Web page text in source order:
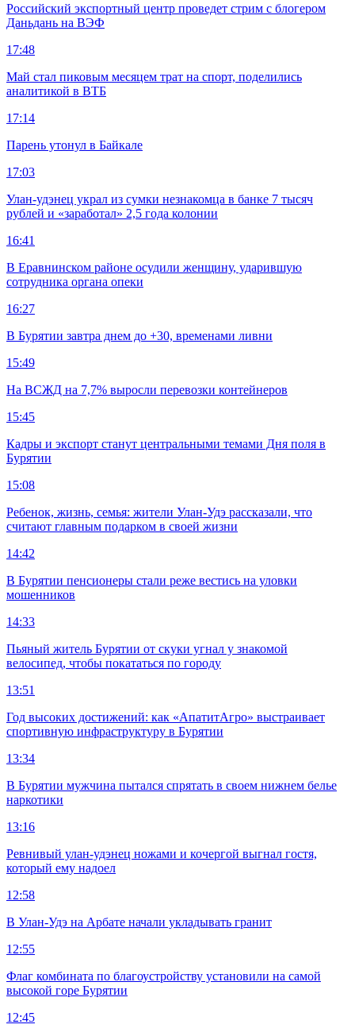
Российский экспортный центр проведет стрим с блогером
Даньдань на ВЭФ
17:48
Май стал пиковым месяцем трат на спорт, поделились
аналитикой в ВТБ
17:14
Парень утонул в Байкале
17:03
Улан-удэнец украл из сумки незнакомца в банке 7 тысяч
рублей и «заработал» 2,5 года колонии
16:41
В Еравнинском районе осудили женщину, ударившую
сотрудника органа опеки
16:27
В Бурятии завтра днем до +30, временами ливни
15:49
На ВСЖД на 7,7% выросли перевозки контейнеров
15:45
Кадры и экспорт станут центральными темами Дня поля в
Бурятии
15:08
Ребенок, жизнь, семья: жители Улан-Удэ рассказали, что
считают главным подарком в своей жизни
14:42
В Бурятии пенсионеры стали реже вестись на уловки
мошенников
14:33
Пьяный житель Бурятии от скуки угнал у знакомой
велосипед, чтобы покататься по городу
13:51
Год высоких достижений: как «АпатитАгро» выстраивает
спортивную инфраструктуру в Бурятии
13:34
В Бурятии мужчина пытался спрятать в своем нижнем белье
наркотики
13:16
Ревнивый улан-удэнец ножами и кочергой выгнал гостя,
который ему надоел
12:58
В Улан-Удэ на Арбате начали укладывать гранит
12:55
Флаг комбината по благоустройству установили на самой
высокой горе Бурятии
12:45